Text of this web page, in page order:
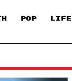
POP LIFE